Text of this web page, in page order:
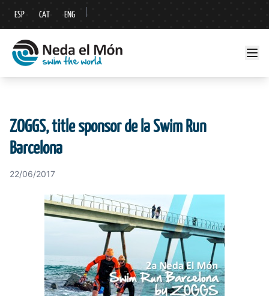
ESP CAT ENG
ZOGGS, title sponsor de la Swim Run
Barcelona
22/06/2017